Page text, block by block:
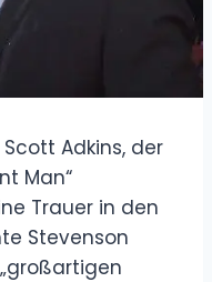
Adkins, der
Man“
Trauer in den
Stevenson